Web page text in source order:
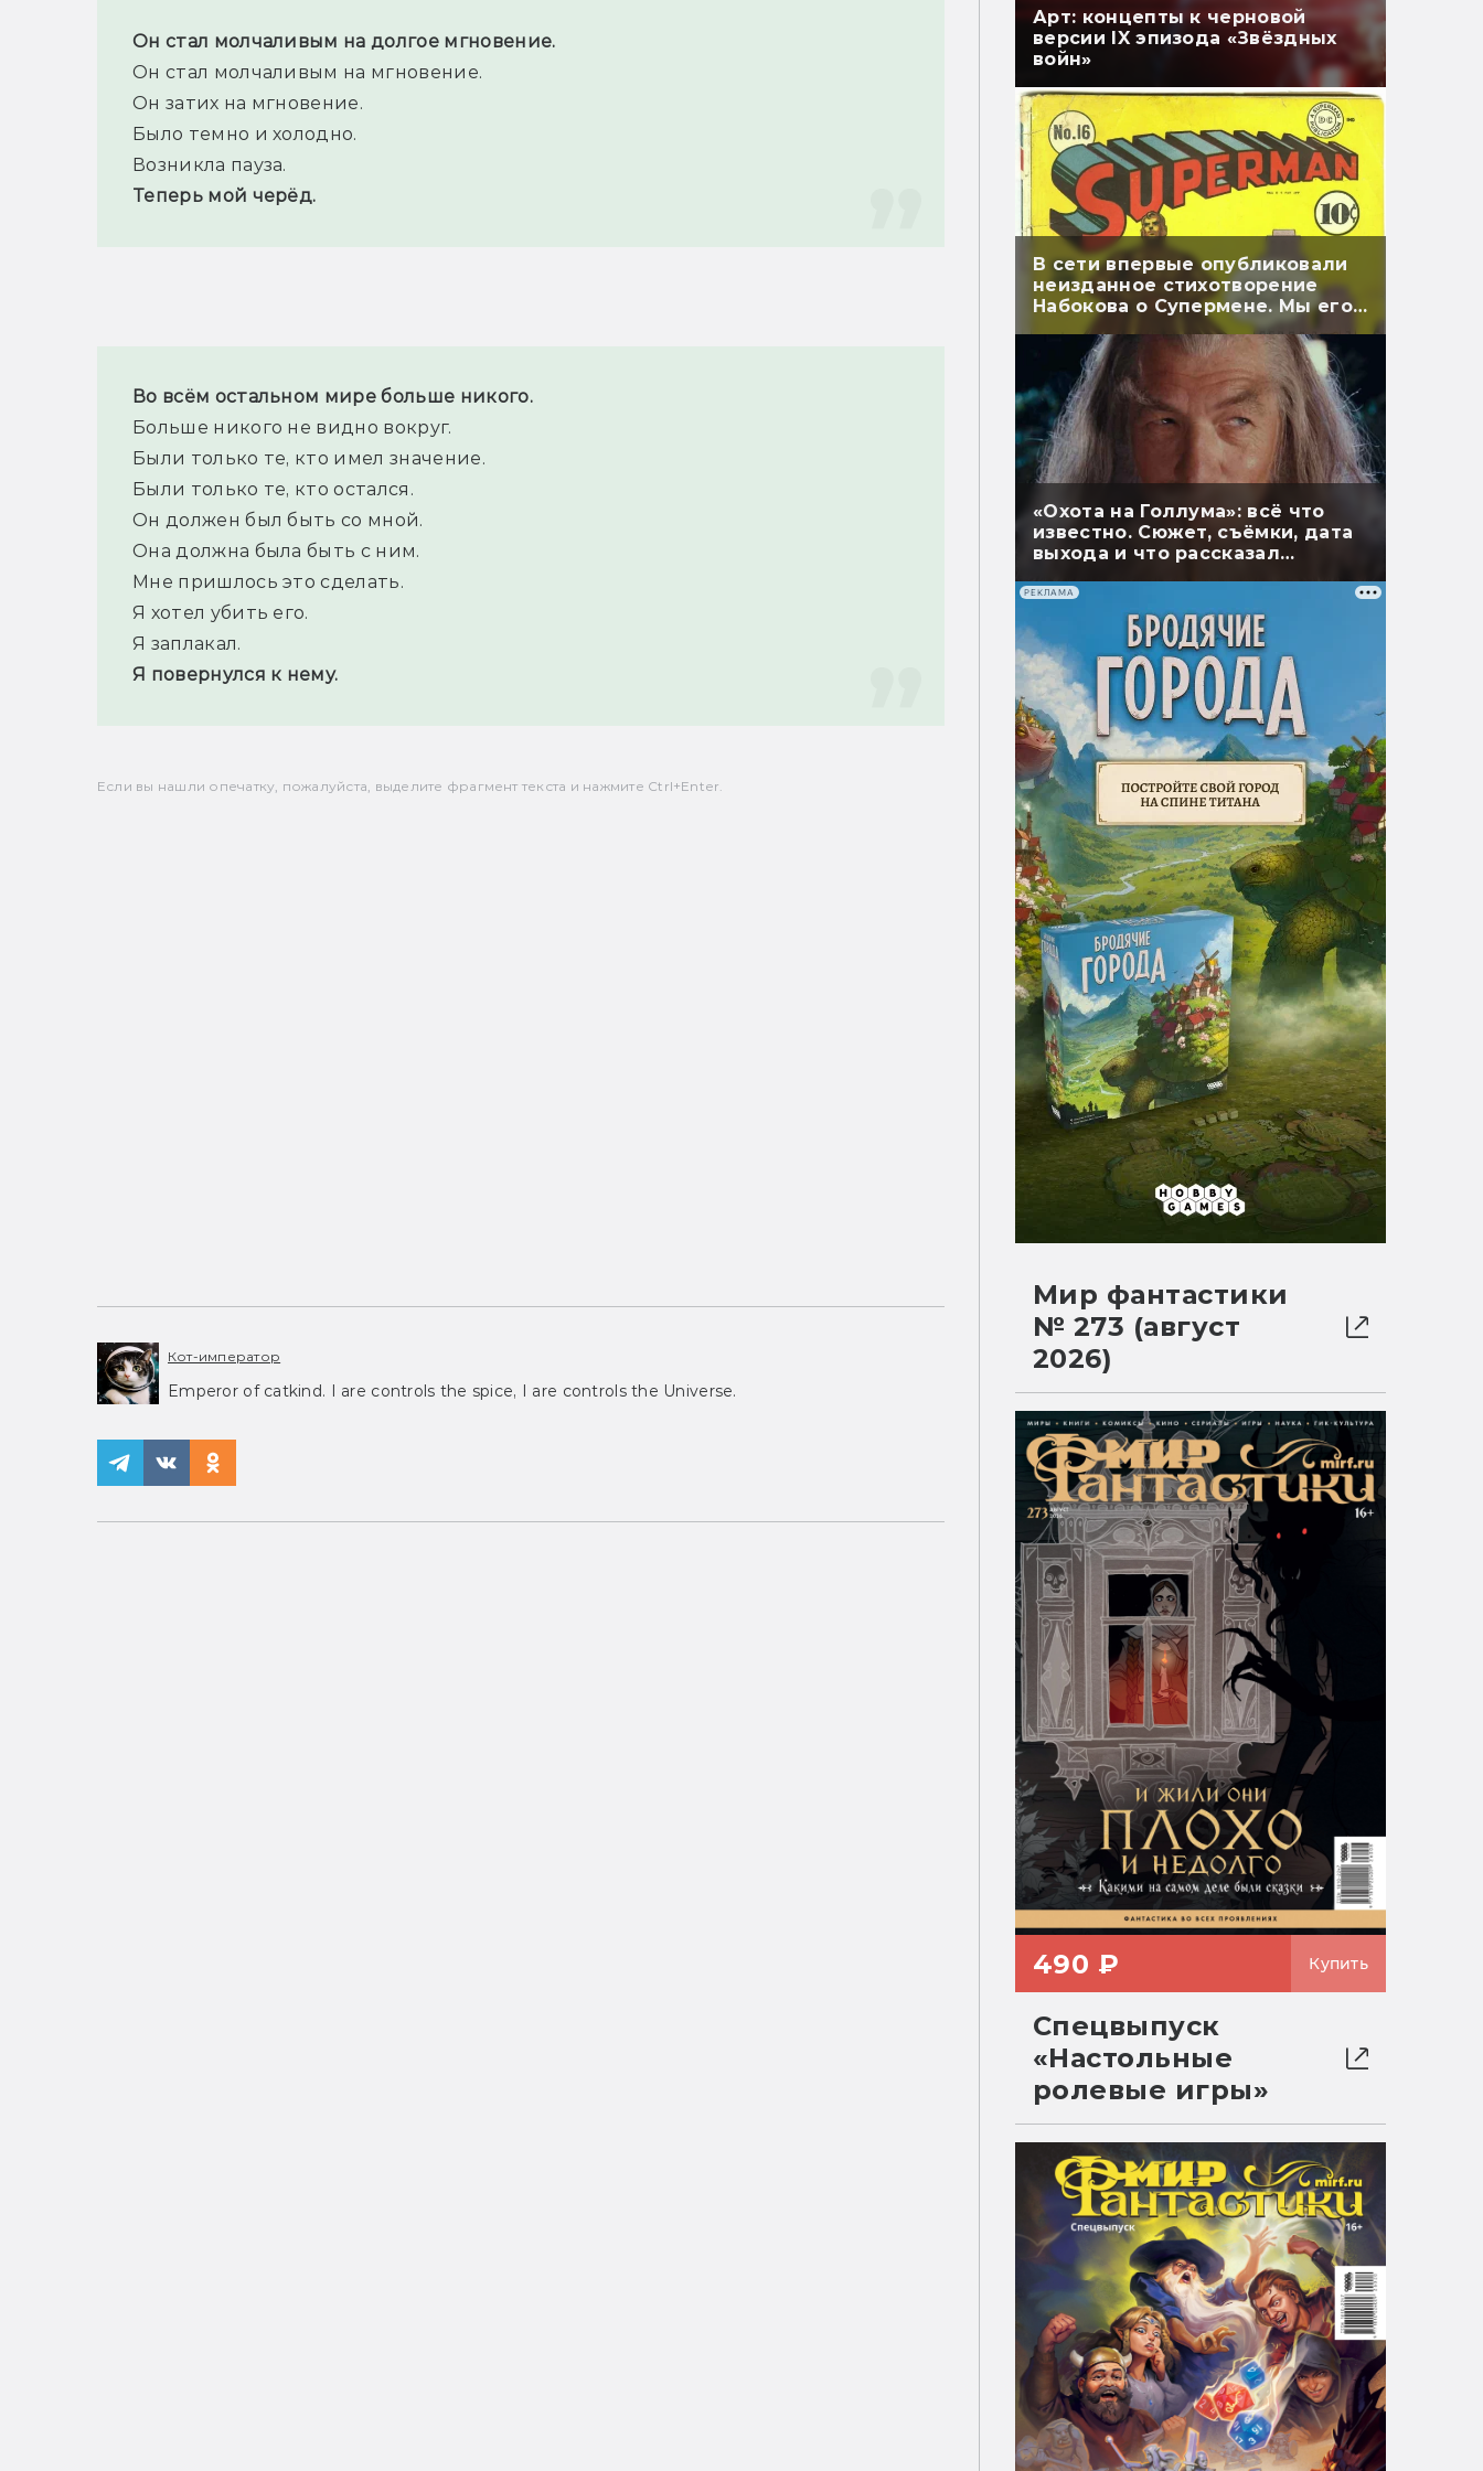
Он стал молчаливым на долгое мгновение.
Он стал молчаливым на мгновение.
Он затих на мгновение.
Было темно и холодно.
Возникла пауза.
Теперь мой черёд.
Во всём остальном мире больше никого.
Больше никого не видно вокруг.
Были только те, кто имел значение.
Были только те, кто остался.
Он должен был быть со мной.
Она должна была быть с ним.
Мне пришлось это сделать.
Я хотел убить его.
Я заплакал.
Я повернулся к нему.
Если вы нашли опечатку, пожалуйста, выделите фрагмент текста и нажмите Ctrl+Enter.
Кот-император
Emperor of catkind. I are controls the spice, I are controls the Universe.
Арт: концепты к черновой
версии IX эпизода «Звёздных
войн»
В сети впервые опубликовали
неизданное стихотворение
Набокова о Супермене. Мы его
перевели
«Охота на Голлума»: всё что
известно. Сюжет, съёмки, дата
выхода и что рассказал
РЕКЛАМА
Мир фантастики
№ 273 (август
2026)
490 ₽ Купить
Спецвыпуск
«Настольные
ролевые игры»